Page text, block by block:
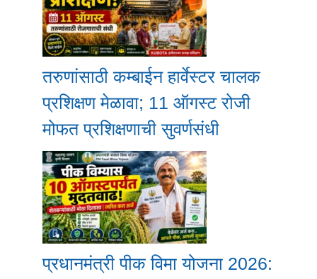
तरुणांसाठी कम्बाईन हार्वेस्टर चालक
प्रशिक्षण मेळावा; 11 ऑगस्ट रोजी
मोफत प्रशिक्षणाची सुवर्णसंधी
प्रधानमंत्री पीक विमा योजना 2026: